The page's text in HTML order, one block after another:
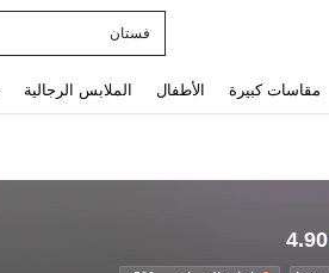
فستان
مقاسات كبيرة الأطفال الملابس الرجالية
4.90